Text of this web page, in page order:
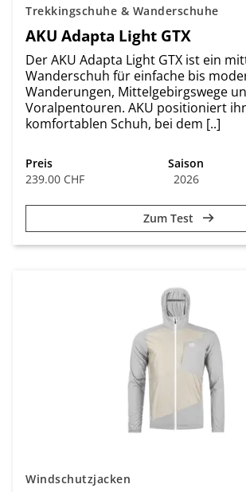
Trekkingschuhe & Wanderschuhe
AKU Adapta Light GTX
Der AKU Adapta Light GTX ist ein
Wanderschuh für einfache bis
Wanderungen, Mittelgebirgswege
Voralpentouren. AKU positioniert
komfortablen Schuh, bei dem [..]
Preis
239.00 CHF
Saison
2026
Zum Test
Windschutzjacken